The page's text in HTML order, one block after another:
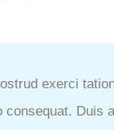
exerci
Duis